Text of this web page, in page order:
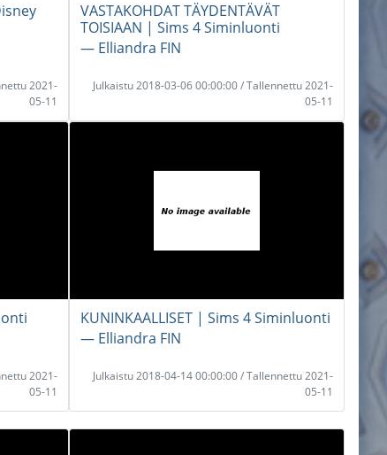
2021-
05-11
VASTAKOHDAT TÄYDENTÄVÄT
TOISIAAN | Sims 4 Siminluonti
― Elliandra FIN
Julkaistu 2018-03-06 00:00:00 / Tallennettu 2021-
05-11
2021-
05-11
KUNINKAALLISET | Sims 4 Siminluonti
― Elliandra FIN
Julkaistu 2018-04-14 00:00:00 / Tallennettu 2021-
05-11